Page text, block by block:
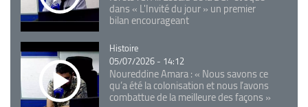
dans « L'Invité du jour » un premier
bilan encourageant
Catégorie
Histoire
05/07/2026 - 14:12
Noureddine Amara : « Nous savons ce
qu’a été la colonisation et nous l’avons
combattue de la meilleure des façons »